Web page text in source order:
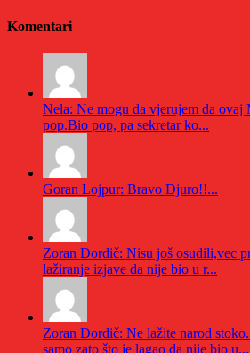
Komentari
Nela: Ne mogu da vjerujem da ovaj
pop.Bio pop, pa sekretar ko...
Goran Lojpur: Bravo Djuro!!...
Zoran Đordič: Nisu još osudili,vec
lažiranje izjave da nije bio u r...
Zoran Đordič: Ne lažite narod
samo zato što je lagao da nije bio u...